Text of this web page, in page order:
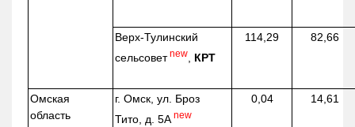
Верх-Тулинский
сельсовет new, КРТ
114,29 82,66
Омская
область
г. Омск, ул. Броз
Тито, д. 5А new
0,04 14,61